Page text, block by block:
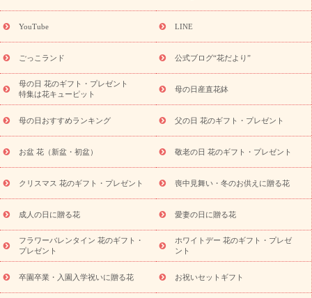
(トルコキキョウ)
9月の誕生花(リンドウ)
ら探す
お祝いの花特集 当日配達特急便 お祝い商品一覧
念日
結婚祝い 出産祝い 退院祝い・快気祝い
寿祝い
プチギフト ペットのお祝いフラワー
供え・お悔やみ商品一覧
お供え・お悔やみの花
四十九日法要以
お供え プリザーブドフラワー
ペットのお供えフラワー
お盆（新
盆・初盆）
その他 お祝い返し お見舞い
お取り寄せギフト
ビジネス用
ご自宅用 観葉植物 ミディ胡蝶蘭
プリザーブ
ドフラワー
スタイルから探す アレンジメント 花束
スタ
ンド花
お祝い お供え・お悔やみ 胡蝶蘭 胡蝶蘭・花鉢
ディ胡蝶蘭・お祝い
ミディ胡蝶蘭・お供え
世界初の青色胡蝶蘭
観葉植物
観葉植物 産直多肉植物
プリザーブドフラワー
お祝い
お供え・お悔やみ 花とセットギフト
セミオーダー
プチギフト（hanamore -ハナモア-）
花とみどりのeギフト
キューピットのeGfit
カラー ピンク イエローオレンジ
レッ
YouTube LINE
ごっこランド 公式ブログ“花だより”
母の日 花のギフト・プレゼント
特集は花キューピット
母の日産直花鉢
母の日おすすめランキング 父の日 花のギフト・プレゼント
お盆 花（新盆・初盆） 敬老の日 花のギフト・プレゼント
クリスマス 花のギフト・プレゼント 喪中見舞い・冬のお供えに贈る花
成人の日に贈る花 愛妻の日に贈る花
フラワーバレンタイン 花のギフト・
プレゼント
ホワイトデー 花のギフト・プレゼ
ント
卒園卒業・入園入学祝いに贈る花 お祝いセットギフト